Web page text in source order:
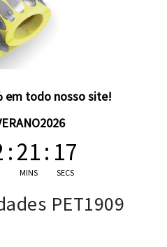
em todo nosso site!
:21
MINS
: 17
SECS
PET1909